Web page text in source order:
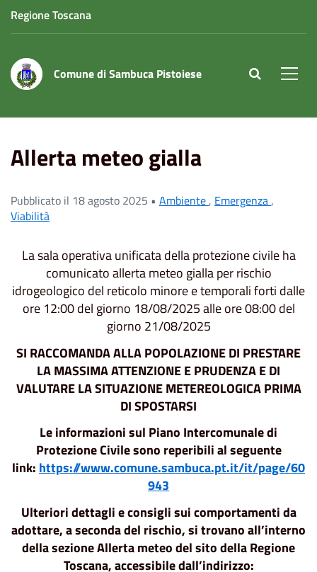
Regione Toscana
Comune di Sambuca Pistoiese site.searc
Allerta meteo gialla
Pubblicato il 18 agosto 2025 • Ambiente, Emergenza,
Viabilità
La sala operativa unificata della protezione civile ha
comunicato allerta meteo gialla per rischio
idrogeologico del reticolo minore e temporali forti dalle
ore 12:00 del giorno 18/08/2025 alle ore 08:00 del
giorno 21/08/2025
SI RACCOMANDA ALLA POPOLAZIONEDI PRESTARE
LA MASSIMA ATTENZIONE E PRUDENZA E DI
VALUTARE LA SITUAZIONE METEREOLOGICA PRIMA
DI SPOSTARSI
Le informazioni sul Piano Intercomunale di
Protezione Civile sono reperibili al seguente
link: https://www.comune.sambuca.pt.it/it/page/60
943
Ulteriori dettagli e consigli sui comportamenti da
adottare, a seconda del rischio, si trovano all’interno
della sezione Allerta meteo del sito della Regione
Toscana, accessibile dall’indirizzo: